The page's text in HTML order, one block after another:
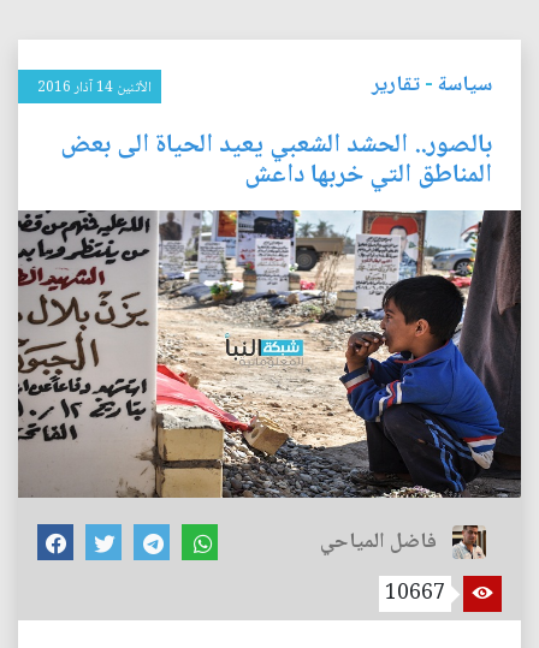
سياسة-تقارير الأثنين 14 آذار 2016
بالصور.. الحشد الشعبي يعيد الحياة الى بعض
المناطق التي خربها داعش
فاضل المياحي
10667